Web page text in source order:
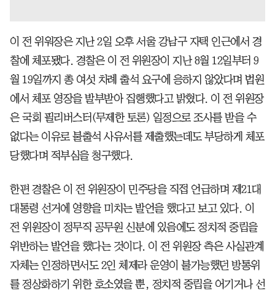
이 전 위워장은 지난 2일 오후 서울 강남구 자택 인근에서 경
찰에 체포됐다. 경찰은 이 전 위원장이 지난 8월 12일부터 9
월 19일까지 총 여섯 차례 출석 요구에 응하지 않았다며 법원
에서 체포 영장을 발부받아 집행했다고 밝혔다. 이 전 위원장
은 국회 필리버스터(무제한 토론) 일정으로 조사를 받을 수
없다는 이유로 불출석 사유서를 제출했는데도 부당하게 체포
당했다며 적부심을 청구했다.
한편 경찰은 이 전 위원장이 민주당을 직접 언급하며 제21대
대통령 선거에 영향을 미치는 발언을 했다고 보고 있다. 이
전 위원장이 정무직 공무원 신분에 있음에도 정치적 중립을
위반하는 발언을 했다는 것이다. 이 전 위원장 측은 사실관계
자체는 인정하면서도 2인 체제라 운영이 불가능했던 방통위
를 정상화하기 위한 호소였을 뿐, 정치적 중립을 어기거나 선